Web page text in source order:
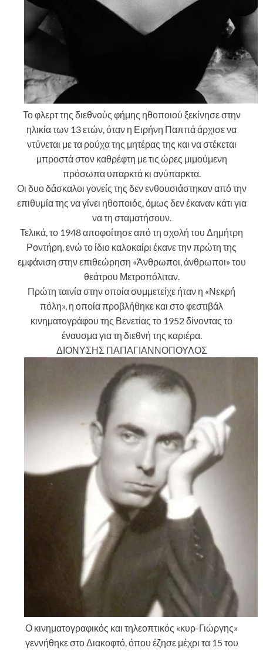
Το φλερτ της διεθνούς φήμης ηθοποιού ξεκίνησε στην
ηλικία των 13 ετών, όταν η Ειρήνη Παππά άρχισε να
ντύνεται με τα ρούχα της μητέρας της και να στέκεται
μπροστά στον καθρέφτη με τις ώρες μιμούμενη
πρόσωπα υπαρκτά κι ανύπαρκτα.
Οι δυο δάσκαλοι γονείς της δεν ενθουσιάστηκαν από την
επιθυμία της να γίνει ηθοποιός, όμως δεν έκαναν κάτι για
να τη σταματήσουν.
Τελικά, το 1948 αποφοίτησε από τη σχολή του Δημήτρη
Ροντήρη, ενώ το ίδιο καλοκαίρι έκανε την πρώτη της
εμφάνιση στην επιθεώρηση «Άνθρωποι, άνθρωποι» του
θεάτρου Μετροπόλιταν.
Πρώτη ταινία στην οποία συμμετείχε ήταν η «Νεκρή
πόλη», η οποία προβλήθηκε και στο φεστιβάλ
κινηματογράφου της Βενετίας το 1952 δίνοντας το
έναυσμα για τη διεθνή της καριέρα.
ΔΙΟΝΥΣΗΣ ΠΑΠΑΓΙΑΝΝΟΠΟΥΛΟΣ
Ο κινηματογραφικός και τηλεοπτικός «κυρ-Γιώργης»
γεννήθηκε στο Διακοφτό, όπου έζησε μέχρι τα 15 του